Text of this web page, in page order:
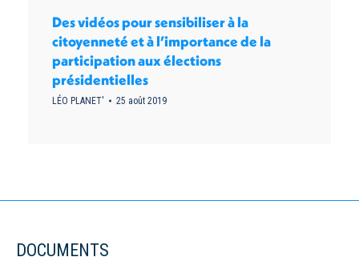
Des vidéos pour sensibiliser à la
citoyenneté et à l’importance de la
participation aux élections
présidentielles
LÉO PLANET' 25 août 2019
DOCUMENTS